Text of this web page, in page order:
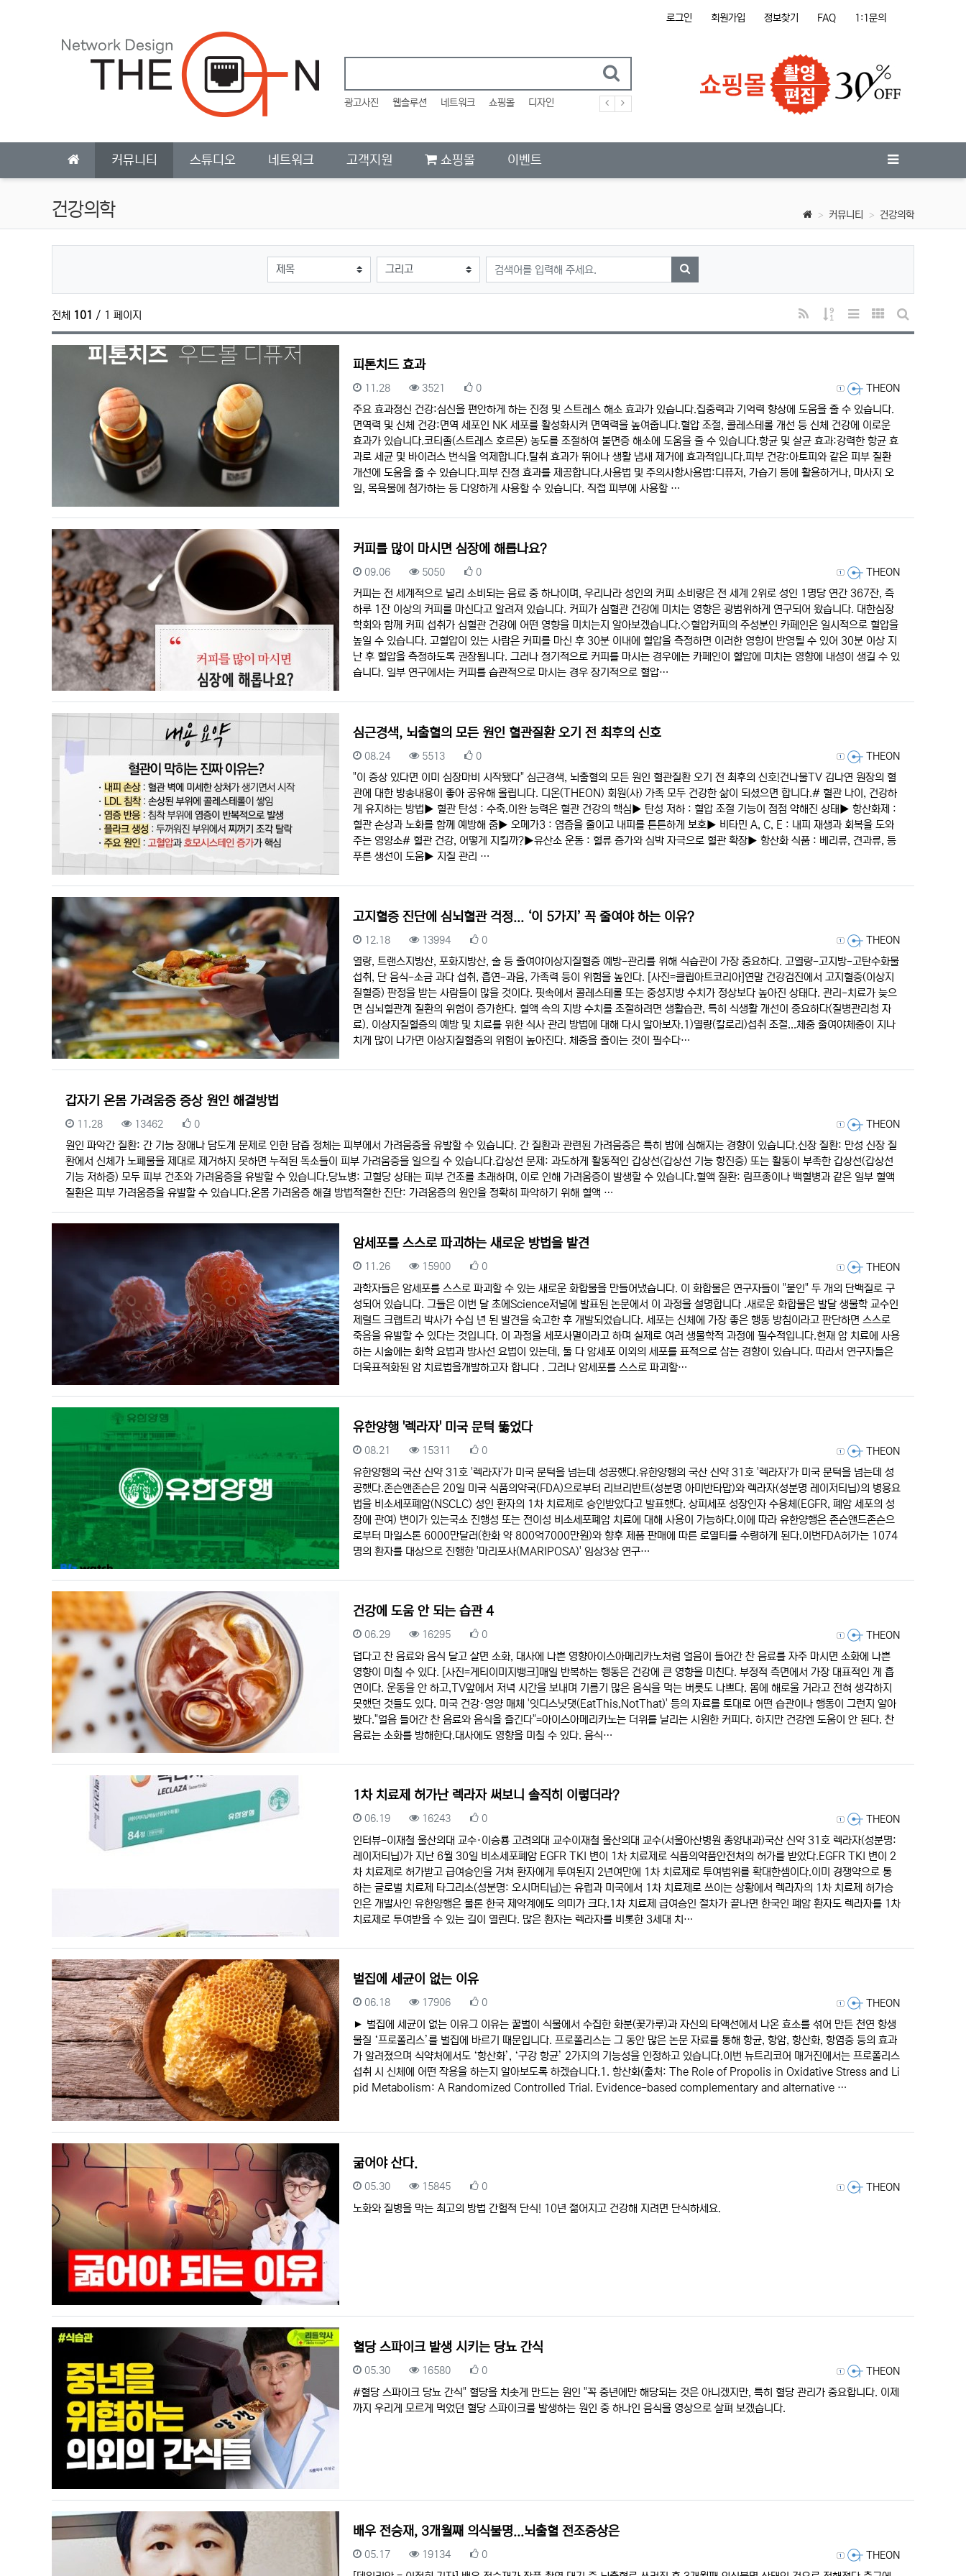
로그인 회원가입 정보찾기 FAQ 1:1문의
광고사진 웹솔루션 네트워크 쇼핑몰 디자인
커뮤니티 스튜디오 네트워크 고객지원 쇼핑몰 이벤트
건강의학 커뮤니티 건강의학
검색대상
검색어
검색하기
전체 101 / 1 페이지 RSS
게시물 정렬
리스트 스타일
갤러리 스타일
게시판 검색
피톤치드 효과
등록자 THEON
등록일
11.28 조회
3521 추천
0
주요 효과정신 건강:심신을 편안하게 하는 진정 및 스트레스 해소 효과가 있습니다.집중력과 기억력 향상에 도움을 줄 수 있습니다.
면역력 및 신체 건강:면역 세포인 NK 세포를 활성화시켜 면역력을 높여줍니다.혈압 조절, 콜레스테롤 개선 등 신체 건강에 이로운
효과가 있습니다.코티졸(스트레스 호르몬) 농도를 조절하여 불면증 해소에 도움을 줄 수 있습니다.항균 및 살균 효과:강력한 항균 효
과로 세균 및 바이러스 번식을 억제합니다.탈취 효과가 뛰어나 생활 냄새 제거에 효과적입니다.피부 건강:아토피와 같은 피부 질환
개선에 도움을 줄 수 있습니다.피부 진정 효과를 제공합니다.사용법 및 주의사항사용법:디퓨저, 가습기 등에 활용하거나, 마사지 오
일, 목욕물에 첨가하는 등 다양하게 사용할 수 있습니다. 직접 피부에 사용할 …
커피를 많이 마시면 심장에 해롭나요?
등록자 THEON
등록일
09.06 조회
5050 추천
0
커피는 전 세계적으로 널리 소비되는 음료 중 하나이며, 우리나라 성인의 커피 소비량은 전 세계 2위로 성인 1명당 연간 367잔, 즉
하루 1잔 이상의 커피를 마신다고 알려져 있습니다. 커피가 심혈관 건강에 미치는 영향은 광범위하게 연구되어 왔습니다. ​대한심장
학회와 함께 커피 섭취가 심혈관 건강에 어떤 영향을 미치는지 알아보겠습니다.​◇혈압커피의 주성분인 카페인은 일시적으로 혈압을
높일 수 있습니다. 고혈압이 있는 사람은 커피를 마신 후 30분 이내에 혈압을 측정하면 이러한 영향이 반영될 수 있어 30분 이상 지
난 후 혈압을 측정하도록 권장됩니다. 그러나 정기적으로 커피를 마시는 경우에는 카페인이 혈압에 미치는 영향에 내성이 생길 수 있
습니다. 일부 연구에서는 커피를 습관적으로 마시는 경우 장기적으로 혈압…
심근경색, 뇌출혈의 모든 원인 혈관질환 오기 전 최후의 신호
등록자 THEON
등록일
08.24 조회
5513 추천
0
"이 증상 있다면 이미 심장마비 시작됐다" 심근경색, 뇌출혈의 모든 원인 혈관질환 오기 전 최후의 신호!건나물TV 김나연 원장의 혈
관에 대한 방송내용이 좋아 공유해 올립니다. 디온(THEON) 회원(사) 가족 모두 건강한 삶이 되셨으면 합니다.# 혈관 나이, 건강하
게 유지하는 방법▶︎ 혈관 탄성 : 수축.이완 능력은 혈관 건강의 핵심▶︎ 탄성 저하 : 혈압 조절 기능이 점점 약해진 상태▶︎ 항산화제 :
혈관 손상과 노화를 함께 예방해 줌▶︎ 오메가3 : 염즘을 줄이고 내피를 튼튼하게 보호▶︎ 비타민 A, C, E : 내피 재생과 회복을 도와
주는 영양소# 혈관 건강, 어떻게 지킬까?▶︎유산소 운동 : 혈류 증가와 심박 자극으로 혈관 확장▶︎ 항산화 식품 : 베리류, 견과류, 등
푸른 생선이 도움▶︎ 지질 관리 …
고지혈증 진단에 심뇌혈관 걱정... ‘이 5가지’ 꼭 줄여야 하는 이유?
등록자 THEON
등록일
12.18 조회
13994 추천
0
열량, 트랜스지방산, 포화지방산, 술 등 줄여야이상지질혈증 예방-관리를 위해 식습관이 가장 중요하다. 고열량-고지방-고탄수화물
섭취, 단 음식-소금 과다 섭취, 흡연-과음, 가족력 등이 위험을 높인다. [사진=클립아트코리아]연말 건강검진에서 고지혈증(이상지
질혈증) 판정을 받는 사람들이 많을 것이다. 핏속에서 콜레스테롤 또는 중성지방 수치가 정상보다 높아진 상태다. 관리-치료가 늦으
면 심뇌혈관계 질환의 위험이 증가한다. 혈액 속의 지방 수치를 조절하려면 생활습관, 특히 식생활 개선이 중요하다(질병관리청 자
료). 이상지질혈증의 예방 및 치료를 위한 식사 관리 방법에 대해 다시 알아보자.1)열량(칼로리)섭취 조절...체중 줄여야체중이 지나
치게 많이 나가면 이상지질혈증의 위험이 높아진다. 체중을 줄이는 것이 필수다…
갑자기 온몸 가려움증 증상 원인 해결방법
등록자 THEON
등록일
11.28 조회
13462 추천
0
원인 파악간 질환: 간 기능 장애나 담도계 문제로 인한 담즙 정체는 피부에서 가려움증을 유발할 수 있습니다. 간 질환과 관련된 가려움증은 특히 밤에 심해지는 경향이 있습니다.신장 질환: 만성 신장 질
환에서 신체가 노폐물을 제대로 제거하지 못하면 누적된 독소들이 피부 가려움증을 일으킬 수 있습니다.갑상선 문제: 과도하게 활동적인 갑상선(갑상선 기능 항진증) 또는 활동이 부족한 갑상선(갑상선
기능 저하증) 모두 피부 건조와 가려움증을 유발할 수 있습니다.당뇨병: 고혈당 상태는 피부 건조를 초래하며, 이로 인해 가려움증이 발생할 수 있습니다.혈액 질환: 림프종이나 백혈병과 같은 일부 혈액
질환은 피부 가려움증을 유발할 수 있습니다.온몸 가려움증 해결 방법적절한 진단: 가려움증의 원인을 정확히 파악하기 위해 혈액 …
암세포를 스스로 파괴하는 새로운 방법을 발견
등록자 THEON
등록일
11.26 조회
15900 추천
0
과학자들은 암세포를 스스로 파괴할 수 있는 새로운 화합물을 만들어냈습니다. 이 화합물은 연구자들이 "붙인" 두 개의 단백질로 구
성되어 있습니다. 그들은 이번 달 초에Science저널에 발표된 논문에서 이 과정을 설명합니다 .새로운 화합물은 발달 생물학 교수인
제럴드 크랩트리 박사가 수십 년 된 발견을 숙고한 후 개발되었습니다. 세포는 신체에 가장 좋은 행동 방침이라고 판단하면 스스로
죽음을 유발할 수 있다는 것입니다. 이 과정을 세포사멸이라고 하며 실제로 여러 생물학적 과정에 필수적입니다.현재 암 치료에 사용
하는 시술에는 화학 요법과 방사선 요법이 있는데, 둘 다 암세포 이외의 세포를 표적으로 삼는 경향이 있습니다. 따라서 연구자들은
더욱표적화된 암 치료법을개발하고자 합니다 . 그러나 암세포를 스스로 파괴할…
유한양행 '렉라자' 미국 문턱 뚫었다
등록자 THEON
등록일
08.21 조회
15311 추천
0
유한양행의 국산 신약 31호 '렉라자'가 미국 문턱을 넘는데 성공했다.유한양행의 국산 신약 31호 '렉라자'가 미국 문턱을 넘는데 성
공했다.존슨앤존슨은 20일 미국 식품의약국(FDA)으로부터 리브리반트(성분명 아미반타맙)와 렉라자(성분명 레이저티닙)의 병용요
법을 비소세포폐암(NSCLC) 성인 환자의 1차 치료제로 승인받았다고 발표했다. 상피세포 성장인자 수용체(EGFR, 폐암 세포의 성
장에 관여) 변이가 있는국소 진행성 또는 전이성 비소세포폐암 치료에 대해 사용이 가능하다.이에 따라 유한양행은 존슨앤드존슨으
로부터 마일스톤 6000만달러(한화 약 800억7000만원)와 향후 제품 판매에 따른 로열티를 수령하게 된다.이번FDA허가는 1074
명의 환자를 대상으로 진행한 '마리포사(MARIPOSA)' 임상3상 연구…
건강에 도움 안 되는 습관 4
등록자 THEON
등록일
06.29 조회
16295 추천
0
덥다고 찬 음료와 음식 달고 살면 소화, 대사에 나쁜 영향아이스아메리카노처럼 얼음이 들어간 찬 음료를 자주 마시면 소화에 나쁜
영향이 미칠 수 있다. [사진=게티이미지뱅크]매일 반복하는 행동은 건강에 큰 영향을 미친다. 부정적 측면에서 가장 대표적인 게 흡
연이다. 운동을 안 하고,TV앞에서 저녁 시간을 보내며 기름기 많은 음식을 먹는 버릇도 나쁘다. 몸에 해로울 거라고 전혀 생각하지
못했던 것들도 있다. 미국 건강·영양 매체 '잇디스낫댓(EatThis,NotThat)' 등의 자료를 토대로 어떤 습관이나 행동이 그런지 알아
봤다."얼음 들어간 찬 음료와 음식을 즐긴다"=아이스아메리카노는 더위를 날리는 시원한 커피다. 하지만 건강엔 도움이 안 된다. 찬
음료는 소화를 방해한다.대사에도 영향을 미칠 수 있다. 음식…
1차 치료제 허가난 렉라자 써보니 솔직히 이렇더라?
등록자 THEON
등록일
06.19 조회
16243 추천
0
인터뷰-이재철 울산의대 교수·이승룡 고려의대 교수이재철 울산의대 교수(서울아산병원 종양내과)국산 신약 31호 렉라자(성분명:
레이저티닙)가 지난 6월 30일 비소세포폐암 EGFR TKI 변이 1차 치료제로 식품의약품안전처의 허가를 받았다.EGFR TKI 변이 2
차 치료제로 허가받고 급여승인을 거쳐 환자에게 투여된지 2년여만에 1차 치료제로 투여범위를 확대한셈이다.이미 경쟁약으로 통
하는 글로벌 치료제 타그리소(성분명: 오시머티닙)는 유럽과 미국에서 1차 치료제로 쓰이는 상황에서 렉라자의 1차 치료제 허가승
인은 개발사인 유한양행은 물론 한국 제약계에도 의미가 크다.1차 치료제 급여승인 절차가 끝나면 한국인 폐암 환자도 렉라자를 1차
치료제로 투여받을 수 있는 길이 열린다. 많은 환자는 렉라자를 비롯한 3세대 치…
벌집에 세균이 없는 이유
등록자 THEON
등록일
06.18 조회
17906 추천
0
► 벌집에 세균이 없는 이유그 이유는 꿀벌이 식물에서 수집한 화분(꽃가루)과 자신의 타액선에서 나온 효소를 섞어 만든 천연 항생
물질 ‘프로폴리스’를 벌집에 바르기 때문입니다. 프로폴리스는 그 동안 많은 논문 자료를 통해 항균, 항암, 항산화, 항염증 등의 효과
가 알려졌으며 식약처에서도 ‘항산화’, ‘구강 항균’ 2가지의 기능성을 인정하고 있습니다.이번 뉴트리코어 매거진에서는 프로폴리스
섭취 시 신체에 어떤 작용을 하는지 알아보도록 하겠습니다.1. 항산화(출처: The Role of Propolis in Oxidative Stress and Li
pid Metabolism: A Randomized Controlled Trial. Evidence-based complementary and alternative …
굶어야 산다.
등록자 THEON
등록일
05.30 조회
15845 추천
0
노화와 질병을 막는 최고의 방법 간헐적 단식! 10년 젊어지고 건강해 지려면 단식하세요.
혈당 스파이크 발생 시키는 당뇨 간식
등록자 THEON
등록일
05.30 조회
16580 추천
0
#혈당 스파이크 당뇨 간식" 혈당을 치솟게 만드는 원인 "꼭 중년에만 해당되는 것은 아니겠지만, 특히 혈당 관리가 중요합니다. 이제
까지 우리게 모르게 먹었던 혈당 스파이크를 발생하는 원인 중 하나인 음식을 영상으로 살펴 보겠습니다.
배우 전승재, 3개월째 의식불명...뇌출혈 전조증상은
등록자 THEON
등록일
05.17 조회
19134 추천
0